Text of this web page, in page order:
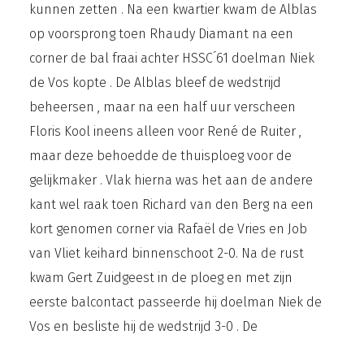
kunnen zetten . Na een kwartier kwam de Alblas
op voorsprong toen Rhaudy Diamant na een
corner de bal fraai achter HSSC´61 doelman Niek
de Vos kopte . De Alblas bleef de wedstrijd
beheersen , maar na een half uur verscheen
Floris Kool ineens alleen voor René de Ruiter ,
maar deze behoedde de thuisploeg voor de
gelijkmaker . Vlak hierna was het aan de andere
kant wel raak toen Richard van den Berg na een
kort genomen corner via Rafaël de Vries en Job
van Vliet keihard binnenschoot 2-0. Na de rust
kwam Gert Zuidgeest in de ploeg en met zijn
eerste balcontact passeerde hij doelman Niek de
Vos en besliste hij de wedstrijd 3-0 . De